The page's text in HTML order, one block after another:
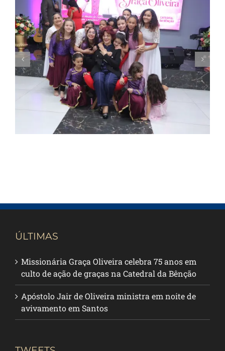
Missionária Graça Oliveira celebra 75 anos
em culto de ação de graças na Catedral
da Bênção
ÚLTIMAS
Missionária Graça Oliveira celebra 75 anos em
culto de ação de graças na Catedral da Bênção
Apóstolo Jair de Oliveira ministra em noite de
avivamento em Santos